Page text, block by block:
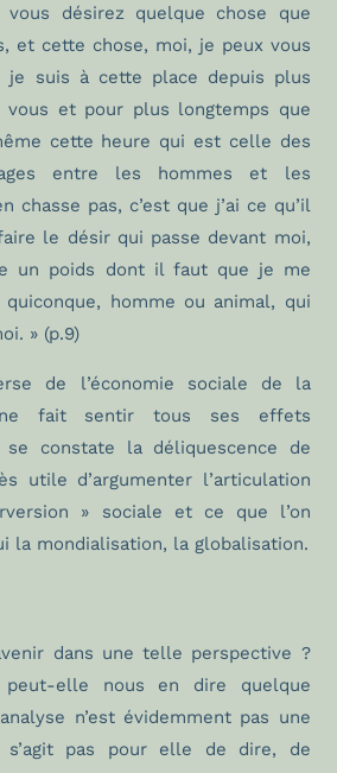
vous désirez quelque chose que
et cette chose, moi, je peux vous
suis à cette place depuis plus
vous et pour plus longtemps que
cette heure qui est celle des
entre les hommes et les
chasse pas, c’est que j’ai ce qu’il
le désir qui passe devant moi,
un poids dont il faut que je me
quiconque, homme ou animal, qui
» (p.9)
de l’économie sociale de la
ne fait sentir tous ses effets
se constate la déliquescence de
utile d’argumenter l’articulation
» sociale et ce que l’on
la mondialisation, la globalisation.
dans une telle perspective ?
peut-elle nous en dire quelque
n’est évidemment pas une
pas pour elle de dire, de